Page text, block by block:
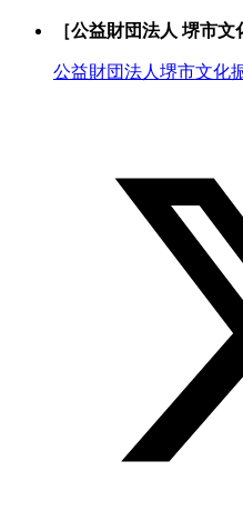
［公益財団法人 堺市文
公益財団法人堺市文化